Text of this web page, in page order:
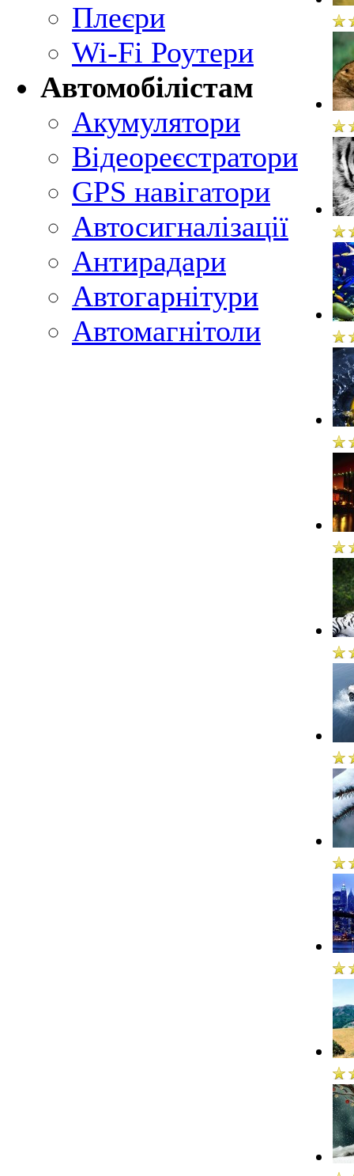
Плеєри
Wi-Fi Роутери
Автомобілістам
Акумулятори
Відеореєстратори
GPS навігатори
Автосигналізації
Антирадари
Автогарнітури
Автомагнітоли